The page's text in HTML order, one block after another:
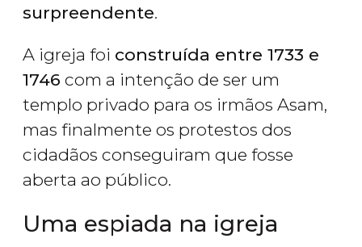
surpreendente.
A igreja foi construída entre 1733 e
1746 com a intenção de ser um
templo privado para os irmãos Asam,
mas finalmente os protestos dos
cidadãos conseguiram que fosse
aberta ao público.
Uma espiada na igreja